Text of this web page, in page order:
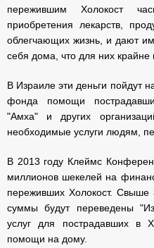
пережившим Холокост
приобретения лекарств,
облегчающих жизнь, и дают
себя дома, что для них крайне
В Израиле эти деньги пойдут
фонда помощи
"Амха" и других
необходимые услуги людям,
В 2013 году Клеймс
миллионов шекелей на
переживших Холокост. Свыше
суммы будут переведены
услуг для пострадавших в
помощи на дому.